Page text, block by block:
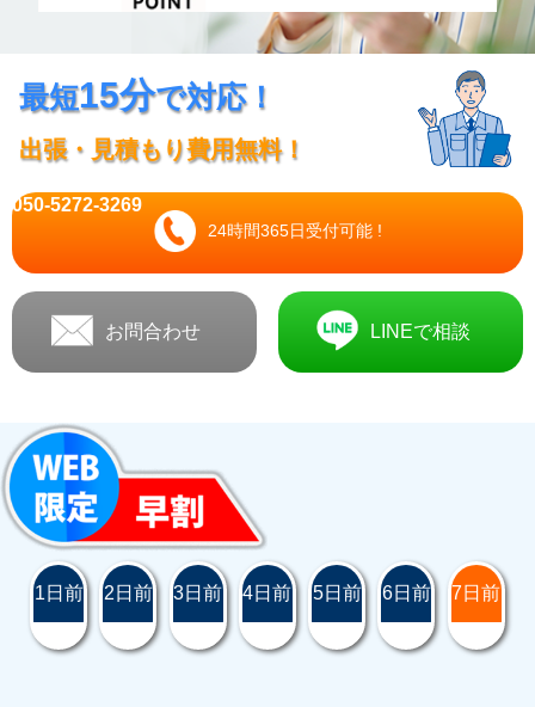
最短15分で対応！
出張・見積もり費用無料！
24時間365日受付可能 !
050-5272-3269
お問合わせ LINEで相談
1日前 2日前 3日前 4日前 5日前 6日前 7日前